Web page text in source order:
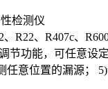
检测仪
R22、R407c、
节功能，可任意设
任意位置的漏源；